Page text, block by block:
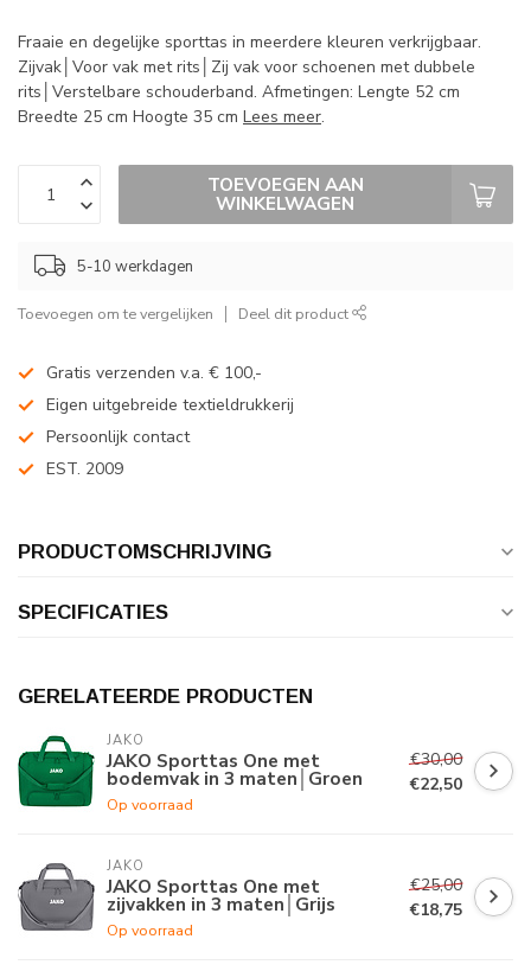
Fraaie en degelijke sporttas in meerdere kleuren verkrijgbaar.
Zijvak│Voor vak met rits│Zij vak voor schoenen met dubbele
rits│Verstelbare schouderband. Afmetingen: Lengte 52 cm
Breedte 25 cm Hoogte 35 cm Lees meer.
TOEVOEGEN AAN
WINKELWAGEN
5-10 werkdagen
Toevoegen om te vergelijken Deel dit product
Gratis verzenden v.a. € 100,-
Eigen uitgebreide textieldrukkerij
Persoonlijk contact
EST. 2009
PRODUCTOMSCHRIJVING
SPECIFICATIES
GERELATEERDE PRODUCTEN
JAKO
JAKO Sporttas One met
bodemvak in 3 maten│Groen
Op voorraad
€30,00
€22,50
JAKO
JAKO Sporttas One met
zijvakken in 3 maten│Grijs
Op voorraad
€25,00
€18,75